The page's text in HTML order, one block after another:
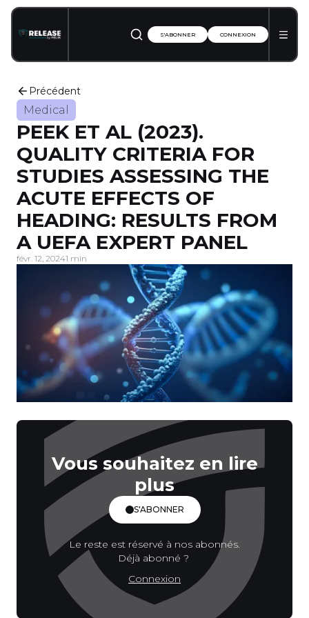
S'ABONNER CONNEXION
Précédent
Medical
PEEK ET AL (2023).
QUALITY CRITERIA FOR
STUDIES ASSESSING THE
ACUTE EFFECTS OF
HEADING: RESULTS FROM
A UEFA EXPERT PANEL
févr. 12, 20241 min
Vous souhaitez en lire
plus
S'ABONNER
Le reste est réservé à nos abonnés.
Déjà abonné ?
Connexion